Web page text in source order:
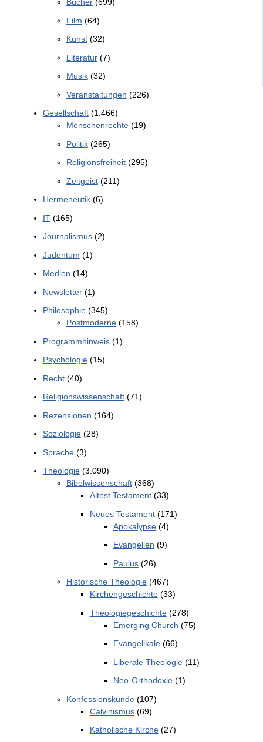
Film (64)
Kunst(32)
Literatur(7)
Musik(32)
Veranstaltungen (226)
Gesellschaft(1.466)
Menschenrechte(19)
Politik(265)
Religionsfreiheit(295)
Zeitgeist(211)
Hermeneutik(6)
IT(165)
Journalismus(2)
Judentum (1)
Medien (14)
Newsletter(1)
Philosophie(345)
Postmoderne(158)
Programmhinweis(1)
Psychologie(15)
Recht(40)
Religionswissenschaft(71)
Rezensionen (164)
Soziologie(28)
Sprache(3)
Theologie(3.090)
Bibelwissenschaft(368)
Altest Testament(33)
Neues Testament(171)
Apokalypse(4)
Evangelien (9)
Paulus(26)
Historische Theologie(467)
Kirchengeschichte(33)
Theologiegeschichte(278)
Emerging Church (75)
Evangelikale(66)
Liberale Theologie(11)
Neo-Orthodoxie(1)
Konfessionskunde(107)
Calvinismus(69)
Katholische Kirche(27)